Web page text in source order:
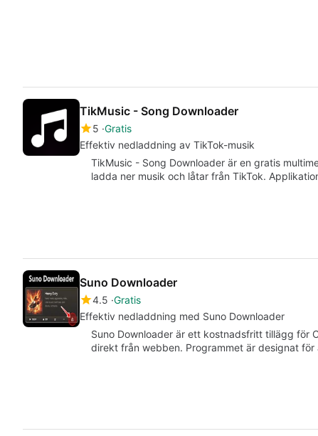
TikMusic - Song Downloader
5 Gratis
Effektiv nedladdning av TikTok-musik
TikMusic - Song Downloader är en gratis
ladda ner musik och låtar från TikTok.
Suno Downloader
4.5 Gratis
Effektiv nedladdning med Suno Downloader
Suno Downloader är ett kostnadsfritt tillägg för
direkt från webben. Programmet är designat